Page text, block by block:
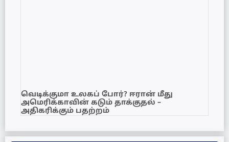
வெடிக்குமா உலகப் போர்? ஈரான் மீது
அமெரிக்காவின் கடும் தாக்குதல் –
அதிகரிக்கும் பதற்றம்